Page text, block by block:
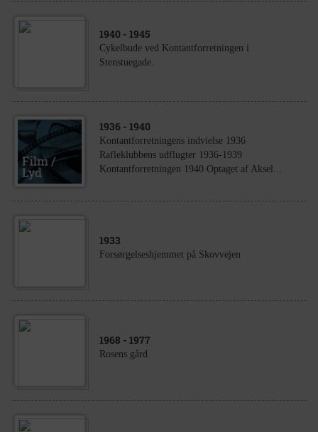
1940 - 1945
Cykelbude ved Kontantforretningen i
Stenstuegade.
1936 - 1940
Kontantforretningens indvielse 1936
Rafleklubbens udflugter 1936-1939
Kontantforretningen 1940 Optaget af Aksel...
1933
Forsørgelseshjemmet på Skovvejen
1968 - 1977
Rosens gård